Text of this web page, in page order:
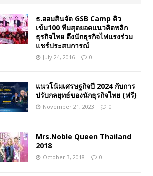
ธ.ออมสินจัด GSB Camp ติว
เข้ม100 ทีมสุดยอดแนวคิดพลิก
ธุรกิจไทย ดึงนักธุรกิจไฟแรงร่วม
แชร์ประสบการณ์
July 24, 2016 0
แนวโน้มเศรษฐกิจปี 2024 กับการ
ปรับกลยุทธ์ของนักธุรกิจไทย (ฟรี)
November 21, 2023 0
Mrs.Noble Queen Thailand
2018
October 3, 2018 0